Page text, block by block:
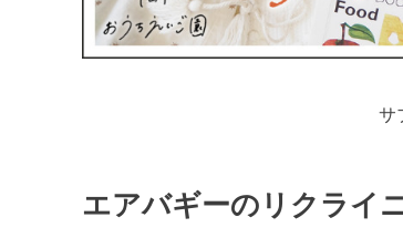
サ
エアバギーのリクライ